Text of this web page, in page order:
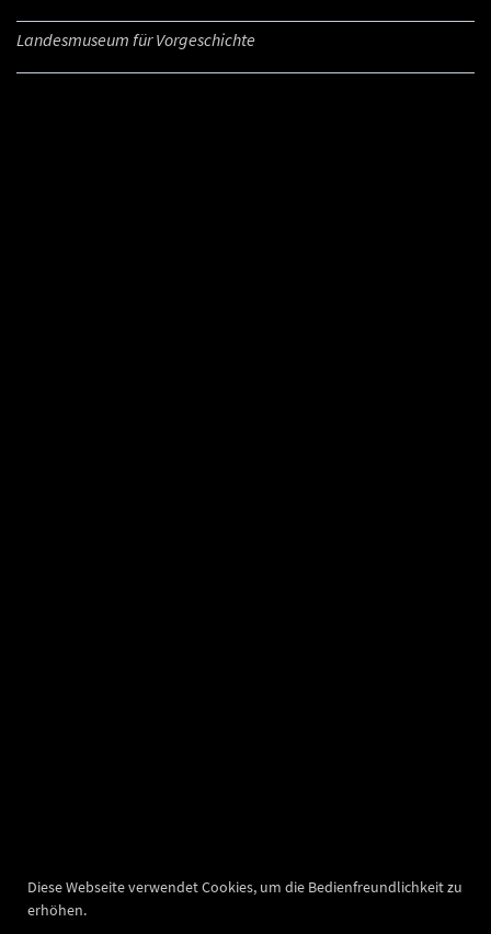
Diese Webseite verwendet Cookies, um die Bedienfreundlichkeit zu
erhöhen.
Landesmuseum für Vorgeschichte